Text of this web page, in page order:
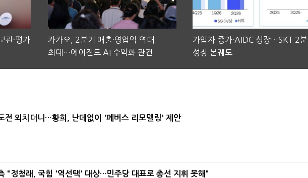
관·평가
카카오, 2분기 매출·영업익 역대
최대…에이전트 AI 수익화 관건
가입자 증가·AIDC 성장…SKT 2
성장 본궤도
전 외치더니…황희, 난데없이 '폐버스 리모델링' 제안
"정청래, 국힘 '역선택' 대상…민주당 대표로 총선 지휘 못해"